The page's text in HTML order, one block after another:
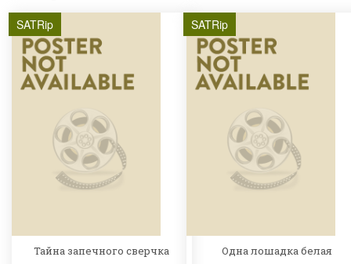
SATRip
Тайна запечного сверчка
SATRip
Одна лошадка белая